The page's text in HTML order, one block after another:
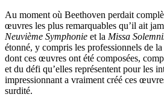
Au moment où Beethoven perdait
œuvres les plus remarquables qu’il ait
Neuvième Symphonie et la Missa
étonné, y compris les professionnels de
dont ces œuvres ont été composées,
et du défi qu’elles représentent pour les
impressionnant a vraiment créé ces
surdité.